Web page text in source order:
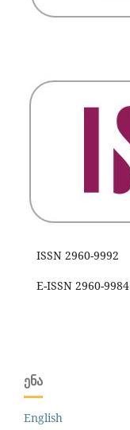
ISSN 2960-9992
E-ISSN 2960-9984
ᲔᲜᲐ
English